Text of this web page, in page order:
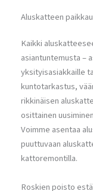
Aluskatteen
Kaikki
asiantuntemusta –
yksityisasiakkaille
kuntotarkastus,
rikkinäisen
osittainen
Voimme asentaa
puuttuvaan
kattoremontilla.
Roskien poisto